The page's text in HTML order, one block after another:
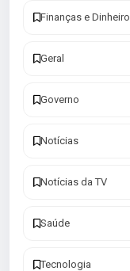
Finanças e Dinheiro
Geral
Governo
Notícias
Notícias da TV
Saúde
Tecnologia